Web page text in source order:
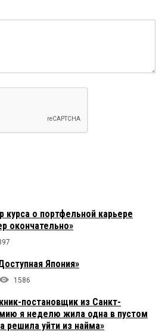
о портфельной карьере
окончательно»
Япония»
1586
постановщик из Санкт-
я неделю жила одна в пустом
решила уйти из найма»